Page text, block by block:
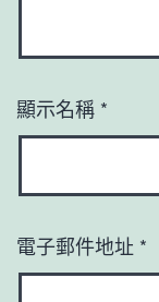
顯示名稱 *
電子郵件地址 *